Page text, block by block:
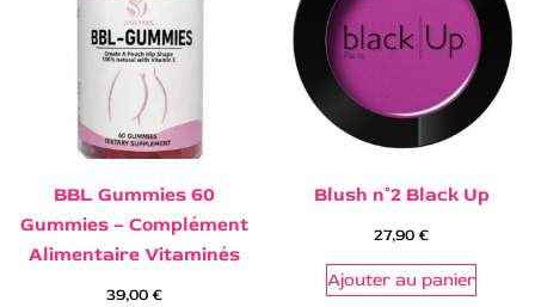
BBL Gummies 60
Gummies – Complément
Alimentaire Vitaminés
39,00€
Blush n°2 Black Up
27,90€
Ajouter au panier